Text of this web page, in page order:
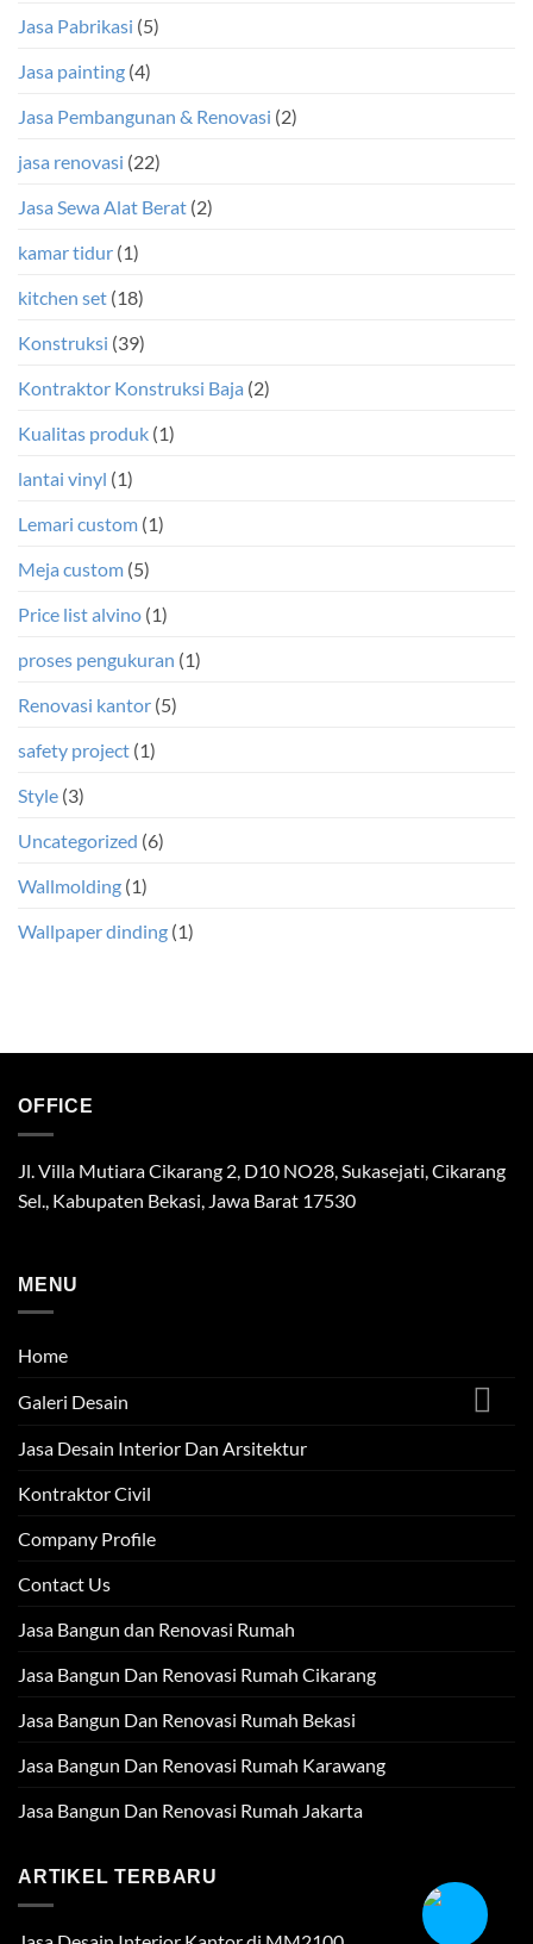
Jasa Pabrikasi (5)
Jasa painting (4)
Jasa Pembangunan & Renovasi (2)
jasa renovasi (22)
Jasa Sewa Alat Berat (2)
kamar tidur (1)
kitchen set (18)
Konstruksi (39)
Kontraktor Konstruksi Baja (2)
Kualitas produk (1)
lantai vinyl (1)
Lemari custom (1)
Meja custom (5)
Price list alvino (1)
proses pengukuran (1)
Renovasi kantor (5)
safety project (1)
Style (3)
Uncategorized (6)
Wallmolding (1)
Wallpaper dinding (1)
OFFICE
Jl. Villa Mutiara Cikarang 2, D10 NO28, Sukasejati, Cikarang
Sel., Kabupaten Bekasi, Jawa Barat 17530
MENU
Home
Galeri Desain
Jasa Desain Interior Dan Arsitektur
Kontraktor Civil
Company Profile
Contact Us
Jasa Bangun dan Renovasi Rumah
Jasa Bangun Dan Renovasi Rumah Cikarang
Jasa Bangun Dan Renovasi Rumah Bekasi
Jasa Bangun Dan Renovasi Rumah Karawang
Jasa Bangun Dan Renovasi Rumah Jakarta
ARTIKEL TERBARU